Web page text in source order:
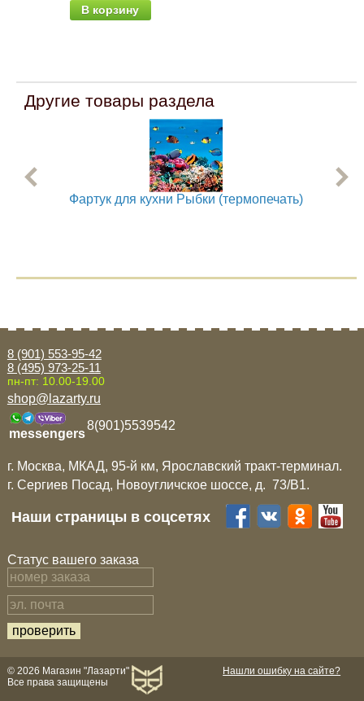
В корзину
Другие товары раздела
Фартук для кухни Рыбки (термопечать)
8 (901) 553-95-42
8 (495) 973-25-11
пн-пт: 10.00-19.00
shop@lazarty.ru
messengers
8(901)5539542
г. Москва, МКАД, 95-й км, Ярославский тракт-терминал.
г. Сергиев Посад, Новоугличское шоссе, д. 73/B1.
Наши страницы в соцсетях
Статус вашего заказа
Нашли ошибку на сайте?
© 2026 Магазин "Лазарти"
Все права защищены